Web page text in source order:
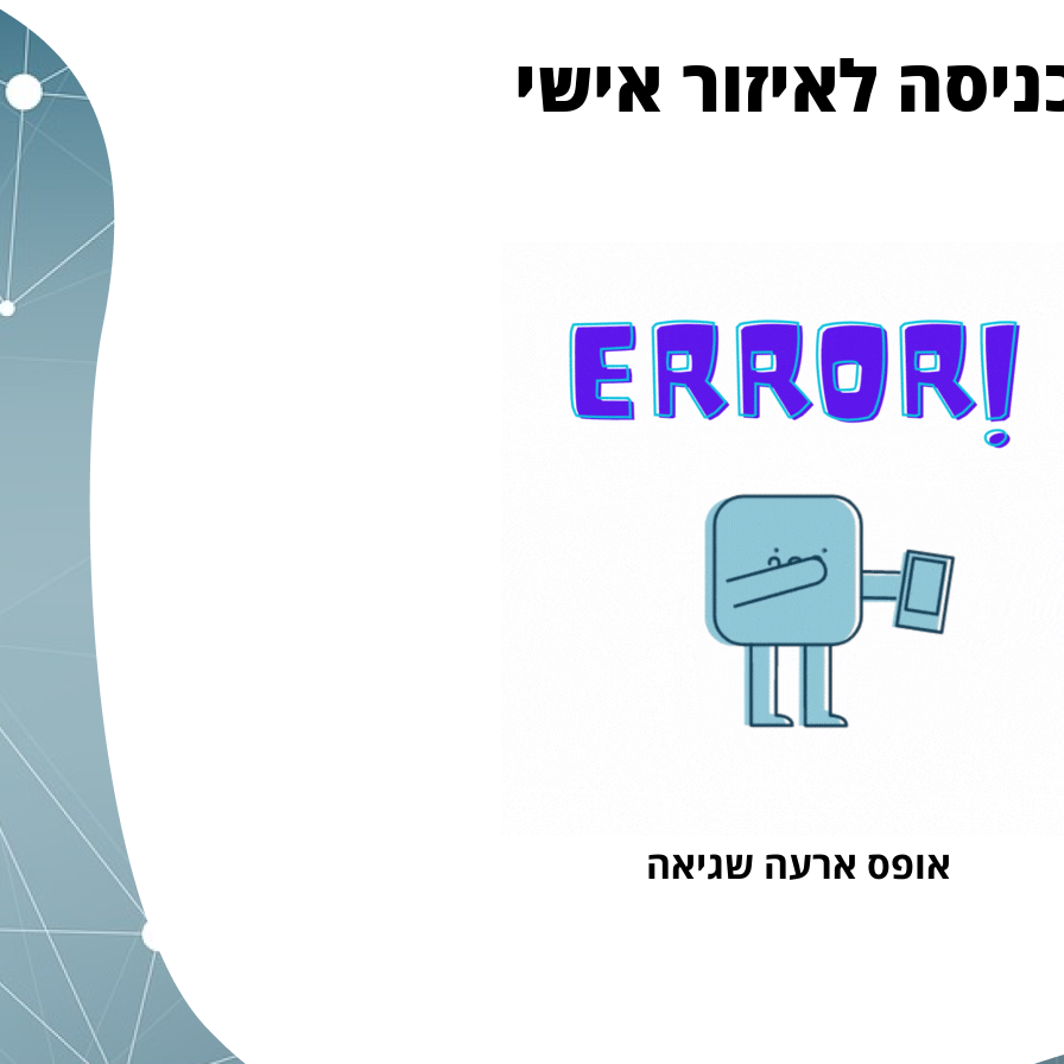
לאיזור אישי
אופס ארעה שגיאה